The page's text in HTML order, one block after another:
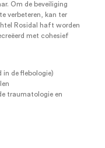
Om de beveiliging
verbeteren, kan ter
Rosidal haft worden
met cohesief
in de flebologie)
traumatologie en